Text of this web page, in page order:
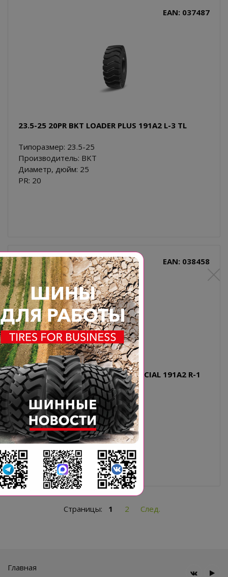
EAN: 037487
23.5-25 20PR BKT LOADER PLUS 191A2 L-3 TL
Типоразмер: 23.5-25
Производитель: BKT
Диаметр, дюйм: 25
PR: 20
EAN: 038458
23.5-25 20PR BKT HARVESTER SPECIAL 191A2 R-1
DUAL BEAD TL
Типоразмер: 23.5-25
Производитель: BKT
Диаметр, дюйм: 25
PR: 20
Страницы: 1 2 След.
Главная